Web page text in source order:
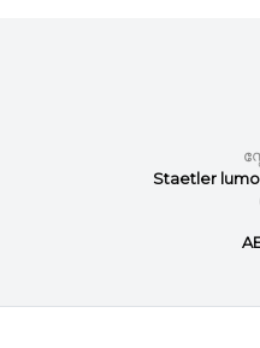
Staetler